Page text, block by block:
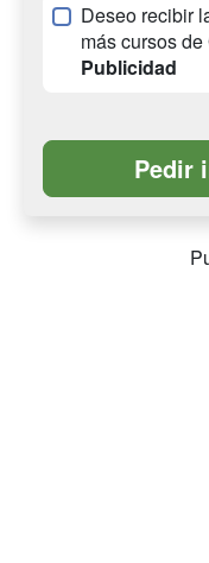
Deseo recibir
más cursos de
Publicidad